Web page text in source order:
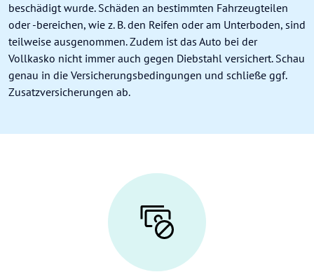
beschädigt wurde. Schäden an bestimmten Fahrzeugteilen
oder -bereichen, wie z. B. den Reifen oder am Unterboden, sind
teilweise ausgenommen. Zudem ist das Auto bei der
Vollkasko nicht immer auch gegen Diebstahl versichert. Schau
genau in die Versicherungsbedingungen und schließe ggf.
Zusatzversicherungen ab.